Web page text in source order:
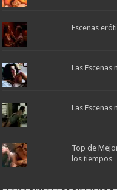
Escenas
Las
Las Escenas
Top de
los tiempos